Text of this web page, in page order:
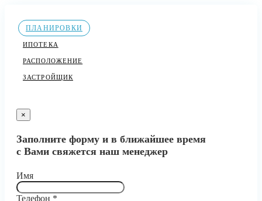
ПЛАНИРОВКИ
ИПОТЕКА
РАСПОЛОЖЕНИЕ
ЗАСТРОЙЩИК
×
Заполните форму и в ближайшее время
с Вами свяжется наш менеджер
Имя
Телефон *